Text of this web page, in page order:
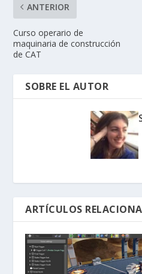
ANTERIOR
Curso operario de
maquinaria de construcción
de CAT
SOBRE EL AUTOR
ARTÍCULOS